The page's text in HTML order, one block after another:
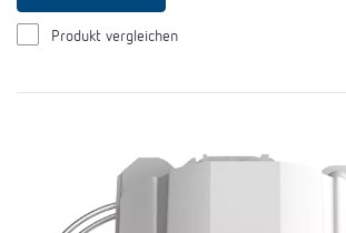
Produkt vergleichen